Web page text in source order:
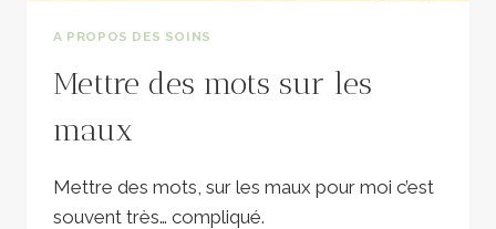
A PROPOS DES SOINS
Mettre des mots sur les
maux
Mettre des mots, sur les maux pour moi c’est
souvent très… compliqué.